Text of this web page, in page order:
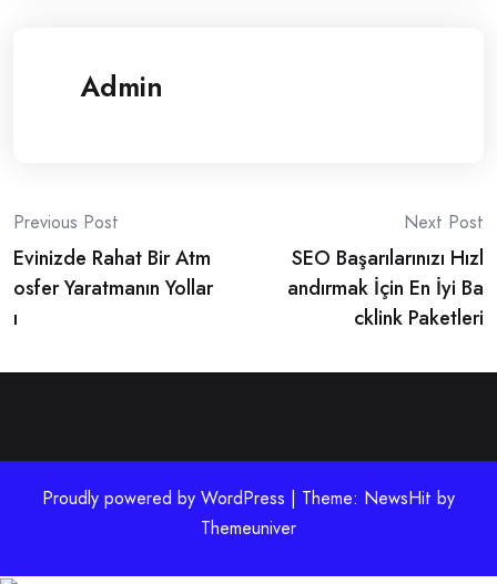
Admin
Post
navigation
Previous Post
Evinizde Rahat Bir Atm
osfer Yaratmanın Yollar
ı
Next Post
SEO Başarılarınızı Hızl
andırmak İçin En İyi Ba
cklink Paketleri
Proudly powered by WordPress | Theme: NewsHit by
Themeuniver